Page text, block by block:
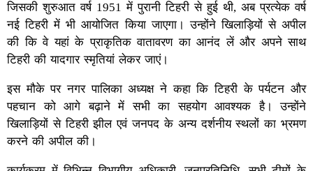
जिसकी शुरुआत वर्ष 1951 में पुरानी टिहरी से हुई थी, अब प्रत्येक वर्ष
नई टिहरी में भी आयोजित किया जाएगा। उन्होंने खिलाड़ियों से अपील
की कि वे यहां के प्राकृतिक वातावरण का आनंद लें और अपने साथ
टिहरी की यादगार स्मृतियां लेकर जाएं।
इस मौके पर नगर पालिका अध्यक्ष ने कहा कि टिहरी के पर्यटन और
पहचान को आगे बढ़ाने में सभी का सहयोग आवश्यक है। उन्होंने
खिलाड़ियों से टिहरी झील एवं जनपद के अन्य दर्शनीय स्थलों का भ्रमण
करने की अपील की।